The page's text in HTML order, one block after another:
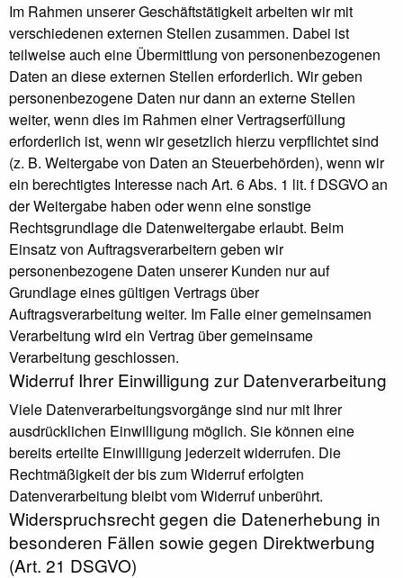
Im Rahmen unserer Geschäftstätigkeit arbeiten wir mit
verschiedenen externen Stellen zusammen. Dabei ist
teilweise auch eine Übermittlung von personenbezogenen
Daten an diese externen Stellen erforderlich. Wir geben
personenbezogene Daten nur dann an externe Stellen
weiter, wenn dies im Rahmen einer Vertragserfüllung
erforderlich ist, wenn wir gesetzlich hierzu verpflichtet sind
(z. B. Weitergabe von Daten an Steuerbehörden), wenn wir
ein berechtigtes Interesse nach Art. 6 Abs. 1 lit. f DSGVO an
der Weitergabe haben oder wenn eine sonstige
Rechtsgrundlage die Datenweitergabe erlaubt. Beim
Einsatz von Auftragsverarbeitern geben wir
personenbezogene Daten unserer Kunden nur auf
Grundlage eines gültigen Vertrags über
Auftragsverarbeitung weiter. Im Falle einer gemeinsamen
Verarbeitung wird ein Vertrag über gemeinsame
Verarbeitung geschlossen.
Widerruf Ihrer Einwilligung zur Datenverarbeitung
Viele Datenverarbeitungsvorgänge sind nur mit Ihrer
ausdrücklichen Einwilligung möglich. Sie können eine
bereits erteilte Einwilligung jederzeit widerrufen. Die
Rechtmäßigkeit der bis zum Widerruf erfolgten
Datenverarbeitung bleibt vom Widerruf unberührt.
Widerspruchsrecht gegen die Datenerhebung in
besonderen Fällen sowie gegen Direktwerbung
(Art. 21 DSGVO)